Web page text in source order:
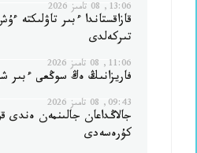
13:06, 08 تامىز 2026
قازاقستاندا ءبىر تاۋلىكتە
تىركەلدى
11:06, 08 تامىز 2026
فاريزانىڭ ەڭ سوڭعى ءبىر
09:43, 08 تامىز 2026
جالاڭداعان جالىنمەن ەندى
كۇرەسەدى